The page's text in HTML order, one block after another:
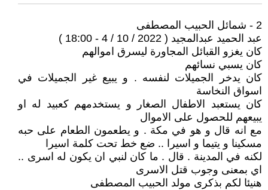
2 - شمائل الحبيب المصطفى
عبد الحميد عبدالمجيد ( 2022 / 10 / 4 - 18:00 )
كان يغزو القبائل المجاورة ليسرق اموالهم
كان يسبي نسائهم
كان يدخر الجميلات لنفسه . و يبيع غير الجميلات في
اسواق النخاسة
كان يستعبد الاطفال الصغار و يستخدمهم كعبيد له او
يبيعهم للحصول على الاموال
مع انه قال و هو في مكة . و يطعمون الطعام على حبه
مسكينا و يتيما و اسيرا .. ضع خط تحت كلمة اسيرا
لكنه في المدينة . قال . ما كان لنبي ان يكون له اسرى ..
اي بمعنى وجوب قتل الاسرى
هنيئا لكم بذكرى مولد الحبيب المصطفى